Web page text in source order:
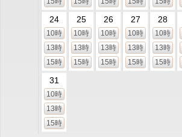
24
10時
13時
15時
25
10時
13時
15時
26
10時
13時
15時
27
10時
13時
15時
28
10時
13時
15時
31
10時
13時
15時